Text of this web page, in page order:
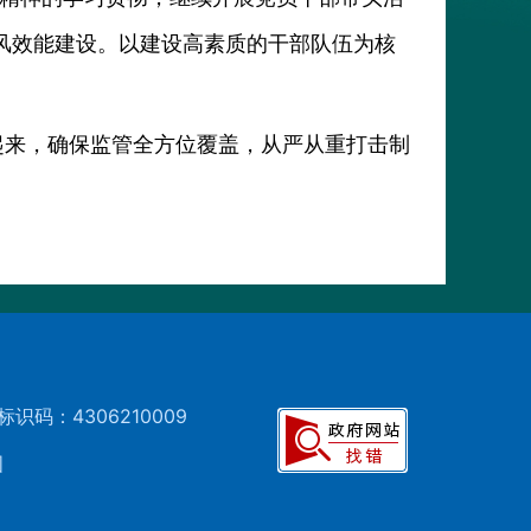
能建设。以建设高素质的干部队伍为核
，确保监管全方位覆盖，从严从重打击制
识码：4306210009